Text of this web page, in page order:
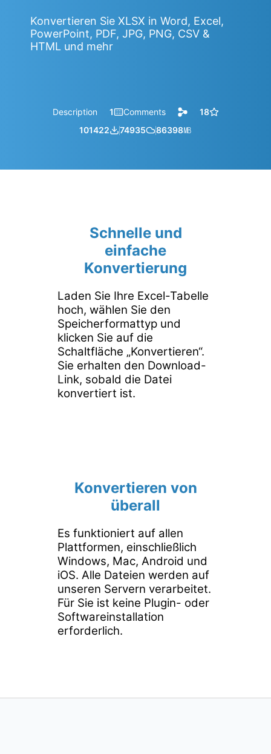
Konvertieren Sie XLSX in Word, Excel,
PowerPoint, PDF, JPG, PNG, CSV &
HTML und mehr
Description 1 Comments
18
101422
74935 86398㎆︎
Schnelle und
einfache
Konvertierung
Laden Sie Ihre Excel-Tabelle
hoch, wählen Sie den
Speicherformattyp und
klicken Sie auf die
Schaltfläche „Konvertieren“.
Sie erhalten den Download-
Link, sobald die Datei
konvertiert ist.
Konvertieren von
überall
Es funktioniert auf allen
Plattformen, einschließlich
Windows, Mac, Android und
iOS. Alle Dateien werden auf
unseren Servern verarbeitet.
Für Sie ist keine Plugin- oder
Softwareinstallation
erforderlich.